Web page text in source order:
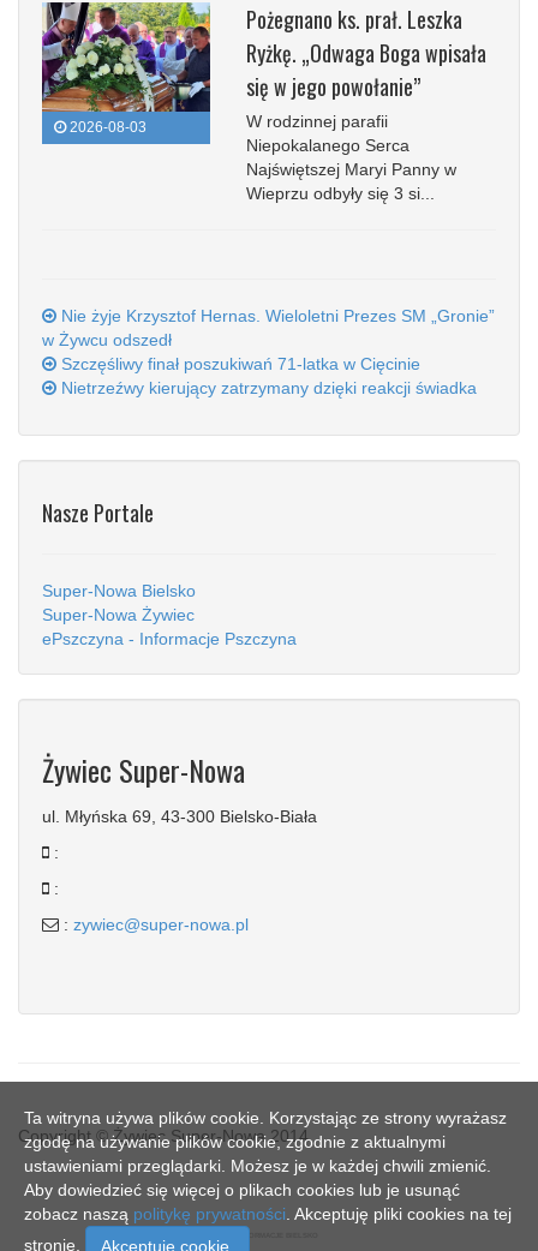
2026-08-03
Pożegnano ks. prał. Leszka
Ryżkę. „Odwaga Boga wpisała
się w jego powołanie”
W rodzinnej parafii
Niepokalanego Serca
Najświętszej Maryi Panny w
Wieprzu odbyły się 3 si...
Nie żyje Krzysztof Hernas. Wieloletni Prezes SM „Gronie”
w Żywcu odszedł
Szczęśliwy finał poszukiwań 71-latka w Cięcinie
Nietrzeźwy kierujący zatrzymany dzięki reakcji świadka
Nasze Portale
Super-Nowa Bielsko
Super-Nowa Żywiec
ePszczyna - Informacje Pszczyna
Żywiec Super-Nowa
ul. Młyńska 69, 43-300 Bielsko-Biała
:
:
: zywiec@super-nowa.pl
Copyright © Żywiec Super-Nowa 2014
Ta witryna używa plików cookie. Korzystając ze strony wyrażasz
zgodę na używanie plików cookie, zgodnie z aktualnymi
ustawieniami przeglądarki. Możesz je w każdej chwili zmienić.
Aby dowiedzieć się więcej o plikach cookies lub je usunąć
zobacz naszą politykę prywatności . Akceptuję pliki cookies na tej
stronie.
Akceptuje cookie.